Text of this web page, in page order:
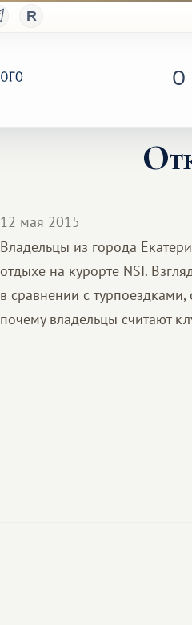
О
12 мая 2015
Владельцы из города
отдыхе на курорте NSI.
в сравнении с
почему владельцы считают